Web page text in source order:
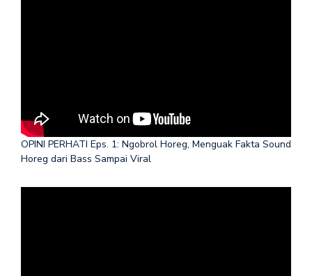
OPINI PERHATI Eps. 1: Ngobrol Horeg, Menguak Fakta Sound
Horeg dari Bass Sampai Viral